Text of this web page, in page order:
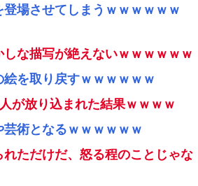
場させてしまうｗｗｗｗｗｗ
な描写が絶えないｗｗｗｗｗｗ
を取り戻すｗｗｗｗｗｗ
が放り込まれた結果ｗｗｗｗ
芸術となるｗｗｗｗｗｗ
れただけだ、怒る程のことじゃな